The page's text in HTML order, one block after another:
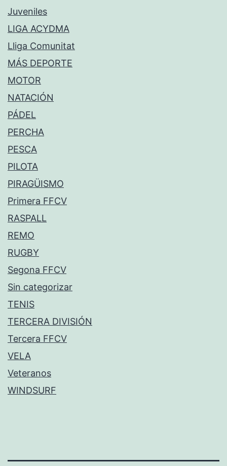
Juveniles
LIGA ACYDMA
Lliga Comunitat
MÁS DEPORTE
MOTOR
NATACIÓN
PÁDEL
PERCHA
PESCA
PILOTA
PIRAGÜISMO
Primera FFCV
RASPALL
REMO
RUGBY
Segona FFCV
Sin categorizar
TENIS
TERCERA DIVISIÓN
Tercera FFCV
VELA
Veteranos
WINDSURF